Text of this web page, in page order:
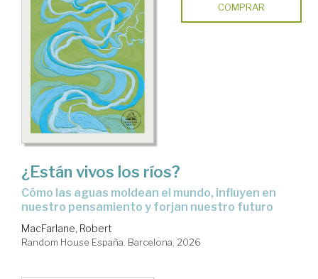
COMPRAR
¿Están vivos los ríos?
Cómo las aguas moldean el mundo, influyen en
nuestro pensamiento y forjan nuestro futuro
MacFarlane, Robert
Random House España. Barcelona, 2026